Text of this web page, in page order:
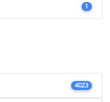
1
4023